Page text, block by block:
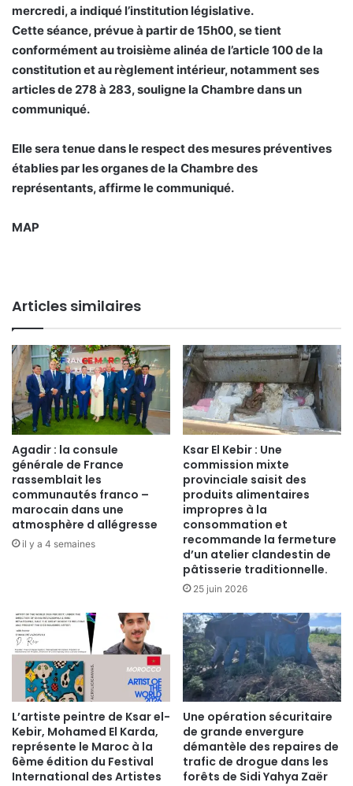
mercredi, a indiqué l’institution législative.
Cette séance, prévue à partir de 15h00, se tient
conformément au troisième alinéa de l’article 100 de la
constitution et au règlement intérieur, notamment ses
articles de 278 à 283, souligne la Chambre dans un
communiqué.
Elle sera tenue dans le respect des mesures préventives
établies par les organes de la Chambre des
représentants, affirme le communiqué.
MAP
Articles similaires
Agadir : la consule
générale de France
rassemblait les
communautés franco –
marocain dans une
atmosphère d allégresse
il y a 4 semaines
Ksar El Kebir : Une
commission mixte
provinciale saisit des
produits alimentaires
impropres à la
consommation et
recommande la fermeture
d’un atelier clandestin de
pâtisserie traditionnelle.
25 juin 2026
​L’artiste peintre de Ksar el-
Kebir, Mohamed El Karda,
représente le Maroc à la
6ème édition du Festival
International des Artistes
Une opération sécuritaire
de grande envergure
démantèle des repaires de
trafic de drogue dans les
forêts de Sidi Yahya Zaër